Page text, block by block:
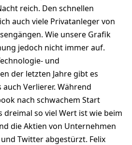
reich. Den schnellen
auch viele Privatanleger von
Wie unsere Grafik
jedoch nicht immer auf.
und
der letzten Jahre gibt es
Verlierer. Während
nach schwachem Start
so viel Wert ist wie beim
die Aktien von Unternehmen
Twitter abgestürzt. Felix